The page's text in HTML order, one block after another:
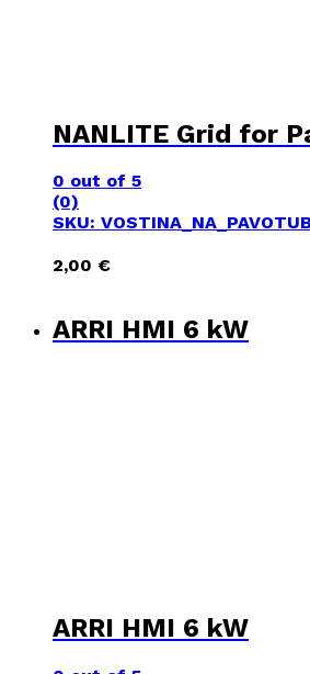
NANLITE Grid for
0 out of 5
(0)
SKU:
2,00 €
ARRI HMI 6 kW
ARRI HMI 6 kW